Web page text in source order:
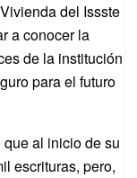
del Issste
a conocer la
de la institución
para el futuro
al inicio de su
escrituras, pero,